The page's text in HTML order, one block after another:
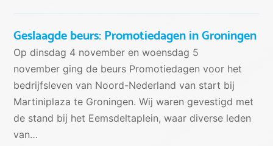
Geslaagde beurs: Promotiedagen in Groningen
Op dinsdag 4 november en woensdag 5
november ging de beurs Promotiedagen voor het
bedrijfsleven van Noord-Nederland van start bij
Martiniplaza te Groningen. Wij waren gevestigd met
de stand bij het Eemsdeltaplein, waar diverse leden
van…